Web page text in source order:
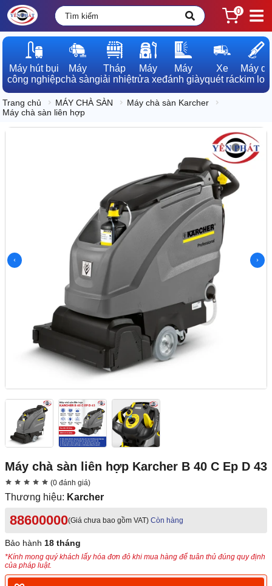
0
Máy hút bụi
công nghiệp
Máy
chà sàn
Tháp
giải nhiệt
Máy
rửa xe
Máy
đánh giày
Xe
quét rác
Máy dò
kim loại
Trang chủ MÁY CHÀ SÀN
Máy chà sàn Karcher
Máy chà sàn liên hợp
Máy chà sàn liên hợp Karcher B 40 C Ep D 43
(0 đánh giá)
Thương hiệu: Karcher
88600000(Giá chưa bao gồm VAT) Còn hàng
Bảo hành 18 tháng
*Kính mong quý khách lấy hóa đơn đỏ khi mua hàng để tuân thủ đúng quy định
của pháp luật.